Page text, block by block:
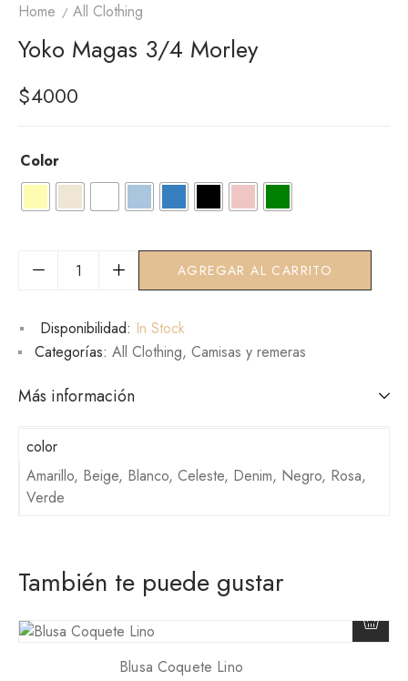
Home All Clothing
Yoko Magas 3/4 Morley
$4000
Color
AGREGAR AL CARRITO
Disponibilidad: In Stock
Categorías: All Clothing, Camisas y remeras
Más información
color
Amarillo, Beige, Blanco, Celeste, Denim, Negro, Rosa,
Verde
También te puede gustar
Blusa Coquete Lino